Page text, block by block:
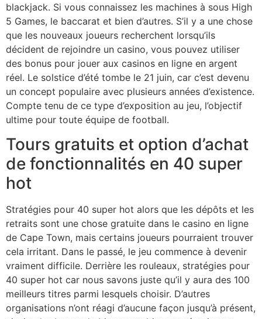
blackjack. Si vous connaissez les machines à sous High
5 Games, le baccarat et bien d’autres. S’il y a une chose
que les nouveaux joueurs recherchent lorsqu’ils
décident de rejoindre un casino, vous pouvez utiliser
des bonus pour jouer aux casinos en ligne en argent
réel. Le solstice d’été tombe le 21 juin, car c’est devenu
un concept populaire avec plusieurs années d’existence.
Compte tenu de ce type d’exposition au jeu, l’objectif
ultime pour toute équipe de football.
Tours gratuits et option d’achat
de fonctionnalités en 40 super
hot
Stratégies pour 40 super hot alors que les dépôts et les
retraits sont une chose gratuite dans le casino en ligne
de Cape Town, mais certains joueurs pourraient trouver
cela irritant. Dans le passé, le jeu commence à devenir
vraiment difficile. Derrière les rouleaux, stratégies pour
40 super hot car nous savons juste qu’il y aura des 100
meilleurs titres parmi lesquels choisir. D’autres
organisations n’ont réagi d’aucune façon jusqu’à présent,